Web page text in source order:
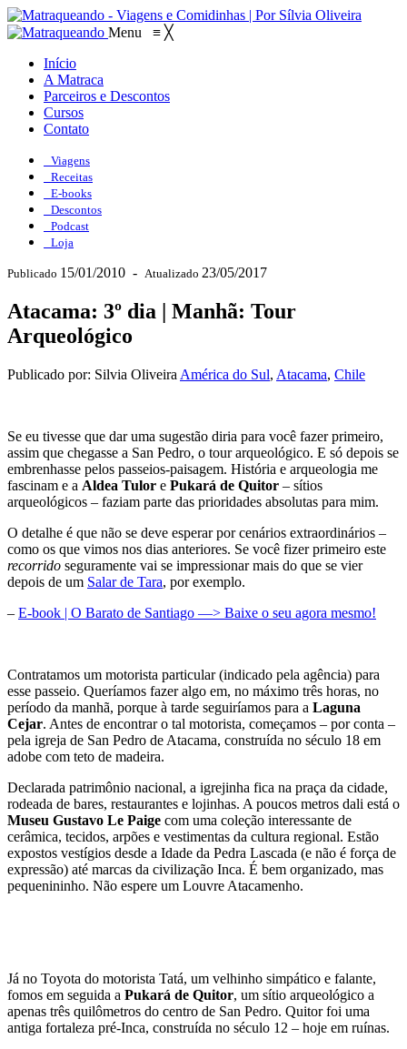
Menu ≡ ╳
Início
A Matraca
Parceiros e Descontos
Cursos
Contato
Viagens
Receitas
E-books
Descontos
Podcast
Loja
Publicado 15/01/2010 - Atualizado 23/05/2017
Atacama: 3º dia | Manhã: Tour
Arqueológico
Publicado por: Silvia Oliveira América do Sul, Atacama, Chile
Se eu tivesse que dar uma sugestão diria para você fazer primeiro,
assim que chegasse a San Pedro, o tour arqueológico. E só depois se
embrenhasse pelos passeios-paisagem. História e arqueologia me
fascinam e a Aldea Tulor e Pukará de Quitor – sítios
arqueológicos – faziam parte das prioridades absolutas para mim.
O detalhe é que não se deve esperar por cenários extraordinários –
como os que vimos nos dias anteriores. Se você fizer primeiro este
recorrido seguramente vai se impressionar mais do que se vier
depois de um Salar de Tara, por exemplo.
– E-book | O Barato de Santiago —> Baixe o seu agora mesmo!
Contratamos um motorista particular (indicado pela agência) para
esse passeio. Queríamos fazer algo em, no máximo três horas, no
período da manhã, porque à tarde seguiríamos para a Laguna
Cejar. Antes de encontrar o tal motorista, começamos – por conta –
pela igreja de San Pedro de Atacama, construída no século 18 em
adobe com teto de madeira.
Declarada patrimônio nacional, a igrejinha fica na praça da cidade,
rodeada de bares, restaurantes e lojinhas. A poucos metros dali está o
Museu Gustavo Le Paige com uma coleção interessante de
cerâmica, tecidos, arpões e vestimentas da cultura regional. Estão
expostos vestígios desde a Idade da Pedra Lascada (e não é força de
expressão) até marcas da civilização Inca. É bem organizado, mas
pequenininho. Não espere um Louvre Atacamenho.
Já no Toyota do motorista Tatá, um velhinho simpático e falante,
fomos em seguida a Pukará de Quitor, um sítio arqueológico a
apenas três quilômetros do centro de San Pedro. Quitor foi uma
antiga fortaleza pré-Inca, construída no século 12 – hoje em ruínas.